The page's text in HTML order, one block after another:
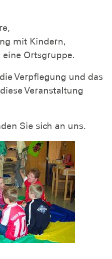
mit Kindern,
Ortsgruppe.
Verpflegung und das
Veranstaltung
Sie sich an uns.